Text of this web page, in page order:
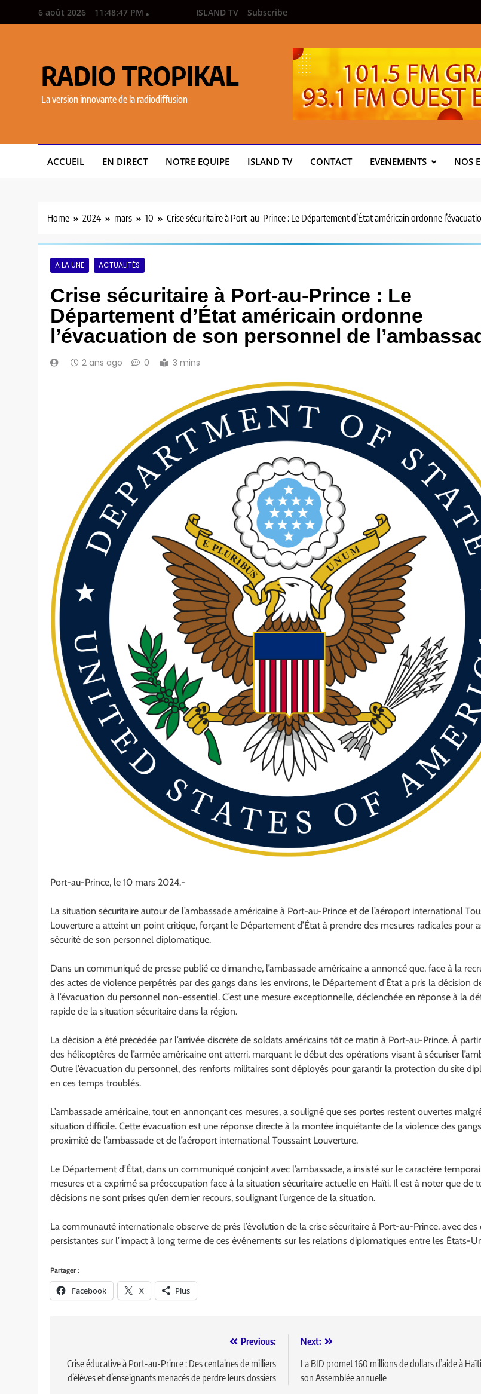
6 août 2026 11:48:48 PM ISLAND TV Subscribe
RADIO TROPIKAL
La version innovante de la radiodiffusion
ACCUEIL EN DIRECT NOTRE EQUIPE ISLAND TV CONTACT EVENEMENTS NOS
Home 2024 mars 10 Crise sécuritaire à Port-au-Prince : Le Département d’État américain ordonne
A LA UNE ACTUALITÉS
Crise sécuritaire à Port-au-Prince : Le
Département d’État américain ordonne
l’évacuation de son personnel de
2 ans ago 0 3 mins
Port-au-Prince, le 10 mars 2024.-
La situation sécuritaire autour de l’ambassade américaine à Port-au-Prince et de l’aéroport international
Louverture a atteint un point critique, forçant le Département d’État à prendre des mesures radicales pour
sécurité de son personnel diplomatique.
Dans un communiqué de presse publié ce dimanche, l’ambassade américaine a annoncé que, face à la
des actes de violence perpétrés par des gangs dans les environs, le Département d’État a pris la décision
à l’évacuation du personnel non-essentiel. C’est une mesure exceptionnelle, déclenchée en réponse à la
rapide de la situation sécuritaire dans la région.
La décision a été précédée par l’arrivée discrète de soldats américains tôt ce matin à Port-au-Prince. À
des hélicoptères de l’armée américaine ont atterri, marquant le début des opérations visant à sécuriser
Outre l’évacuation du personnel, des renforts militaires sont déployés pour garantir la protection du site
en ces temps troublés.
L’ambassade américaine, tout en annonçant ces mesures, a souligné que ses portes restent ouvertes
situation difficile. Cette évacuation est une réponse directe à la montée inquiétante de la violence des
proximité de l’ambassade et de l’aéroport international Toussaint Louverture.
Le Département d’État, dans un communiqué conjoint avec l’ambassade, a insisté sur le caractère
mesures et a exprimé sa préoccupation face à la situation sécuritaire actuelle en Haïti. Il est à noter que de
décisions ne sont prises qu’en dernier recours, soulignant l’urgence de la situation.
La communauté internationale observe de près l’évolution de la crise sécuritaire à Port-au-Prince, avec des
persistantes sur l’impact à long terme de ces événements sur les relations diplomatiques entre les États-
Partager :
Facebook X Plus
Previous:
Crise éducative à Port-au-Prince : Des centaines de milliers
d’élèves et d’enseignants menacés de perdre leurs dossiers
Next:
La BID promet 160 millions de dollars d’aide à
son Assemblée annuelle